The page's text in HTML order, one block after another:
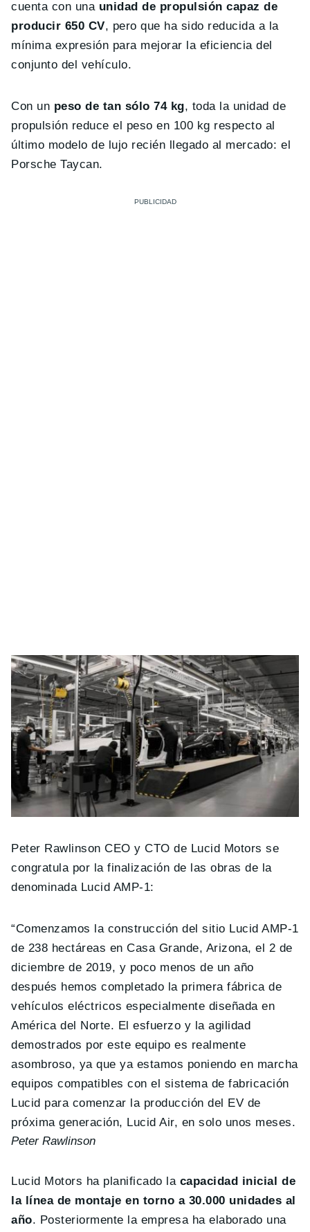
cuenta con una unidad de propulsión capaz de
producir 650 CV, pero que ha sido reducida a la
mínima expresión para mejorar la eficiencia del
conjunto del vehículo.
Con un peso de tan sólo 74 kg, toda la unidad de
propulsión reduce el peso en 100 kg respecto al
último modelo de lujo recién llegado al mercado: el
Porsche Taycan.
Peter Rawlinson CEO y CTO de Lucid Motors se
congratula por la finalización de las obras de la
denominada Lucid AMP-1:
“Comenzamos la construcción del sitio Lucid AMP-1
de 238 hectáreas en Casa Grande, Arizona, el 2 de
diciembre de 2019, y poco menos de un año
después hemos completado la primera fábrica de
vehículos eléctricos especialmente diseñada en
América del Norte. El esfuerzo y la agilidad
demostrados por este equipo es realmente
asombroso, ya que ya estamos poniendo en marcha
equipos compatibles con el sistema de fabricación
Lucid para comenzar la producción del EV de
próxima generación, Lucid Air, en solo unos meses.
Peter Rawlinson
Lucid Motors ha planificado la capacidad inicial de
la línea de montaje en torno a 30.000 unidades al
año. Posteriormente la empresa ha elaborado una